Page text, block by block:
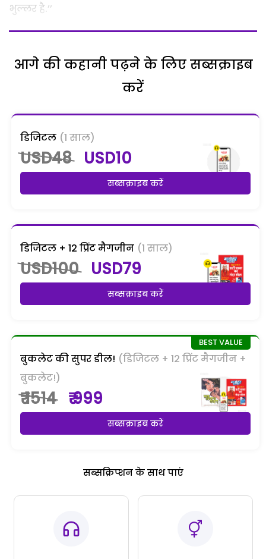
भुल्लर है.’’
आगे की कहानी पढ़ने के लिए सब्सक्राइब
करें
डिजिटल (1 साल)
USD48 USD10
सब्सक्राइब करें
डिजिटल + 12 प्रिंट मैगजीन (1 साल)
USD100 USD79
सब्सक्राइब करें
बुकलेट की सुपर डील! (डिजिटल + 12 प्रिंट मैगजीन +
बुकलेट!)
₹ 1514 ₹ 999
सब्सक्राइब करें
सब्सक्रिप्शन के साथ पाएं